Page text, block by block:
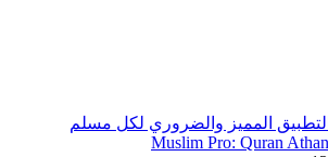
التطبيق المميز والضروري لكل مسلم
Muslim Pro: Quran